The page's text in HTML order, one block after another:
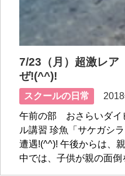
7/23（月）超激レア
ぜ!(^^)!
スクールの日常
午前の部 おさらいダ
ル講習 珍魚「サケガシ
遭遇!(^^)! 午後からは、
中では、子供が親の面倒